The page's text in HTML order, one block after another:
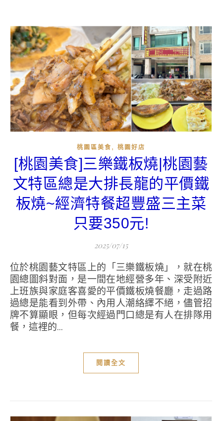
桃園區美食 , 桃園好店
[桃園美食]三樂鐵板燒|桃園藝
文特區總是大排長龍的平價鐵
板燒~經濟特餐超豐盛三主菜
只要350元!
2025/07/15
位於桃園藝文特區上的「三樂鐵板燒」，就在桃
園總圖斜對面，是一間在地經營多年、深受附近
上班族與家庭客喜愛的平價鐵板燒餐廳，走過路
過總是能看到外帶、內用人潮絡繹不絕，儘管招
牌不算顯眼，但每次經過門口總是有人在排隊用
餐，這裡的...
閱讀全文